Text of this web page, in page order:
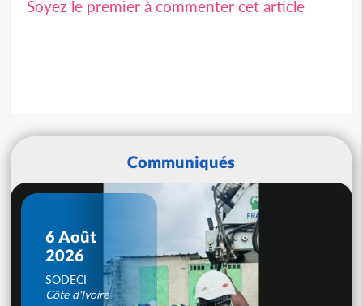
Soyez le premier à commenter cet article
Communiqués
6 Août
2026
SODECI
Côte d'Ivoire